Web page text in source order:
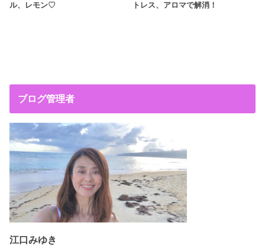
ル、レモン♡
トレス、アロマで解消！
ブログ管理者
江口みゆき